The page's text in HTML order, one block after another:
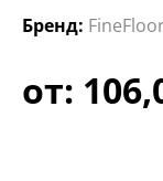
Бренд:
от: